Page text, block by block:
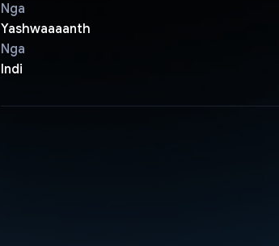
Nga
Yashwaaaanth
Nga
Indi